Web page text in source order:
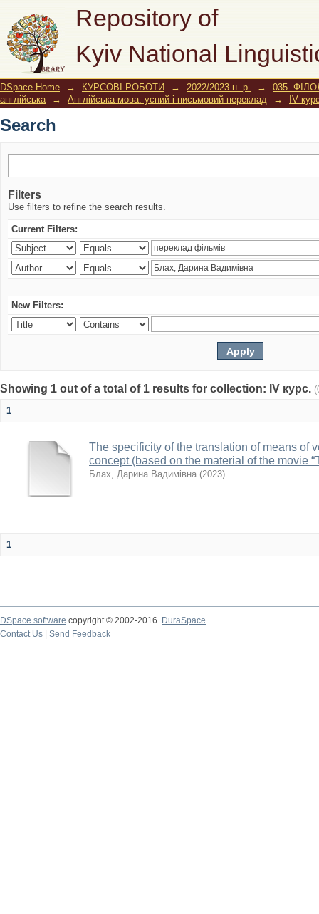
Repository of
Kyiv National
Search
DSpace Home → КУРСОВІ РОБОТИ → 2022/2023 н. р. →
035.
англійська
→ Англійська мова: усний і письмовий переклад → IV
Search
Filters
Use filters to refine the search results.
Current Filters:
New Filters:
Showing 1 out of a total of 1 results for collection: IV курс.
1
The specificity of the translation of means of
concept (based on the material of the movie
Блах, Дарина Вадимівна (2023)
1
DSpace software copyright © 2002-2016
DuraSpace
Contact Us
Send Feedback